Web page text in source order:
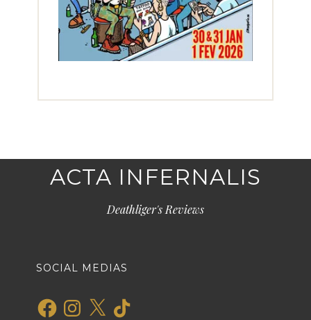
ACTA INFERNALIS
Deathliger's Reviews
SOCIAL MEDIAS
FacebookInstagram
X TikTok